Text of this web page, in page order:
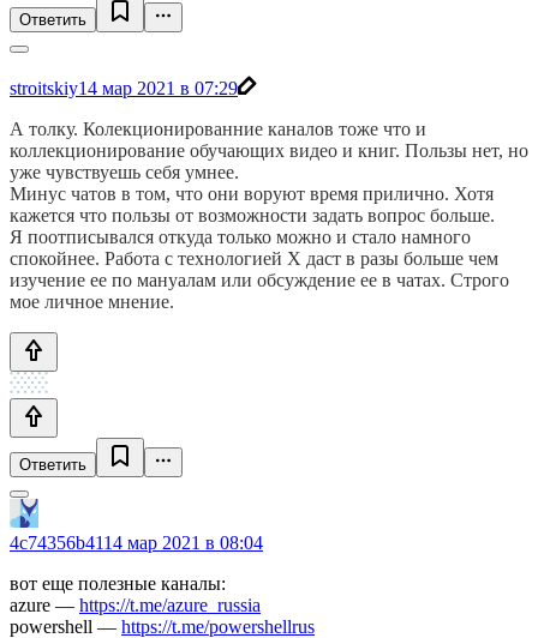
Ответить
stroitskiy14 мар 2021 в 07:29
А толку. Колекционированние каналов тоже что и
коллекционирование обучающих видео и книг. Пользы нет, но
уже чувствуешь себя умнее.
Минус чатов в том, что они воруют время прилично. Хотя
кажется что пользы от возможности задать вопрос больше.
Я поотписывался откуда только можно и стало намного
спокойнее. Работа с технологией Х даст в разы больше чем
изучение ее по мануалам или обсуждение ее в чатах. Строго
мое личное мнение.
Ответить
4c74356b4114 мар 2021 в 08:04
вот еще полезные каналы:
azure — https://t.me/azure_russia
powershell — https://t.me/powershellrus